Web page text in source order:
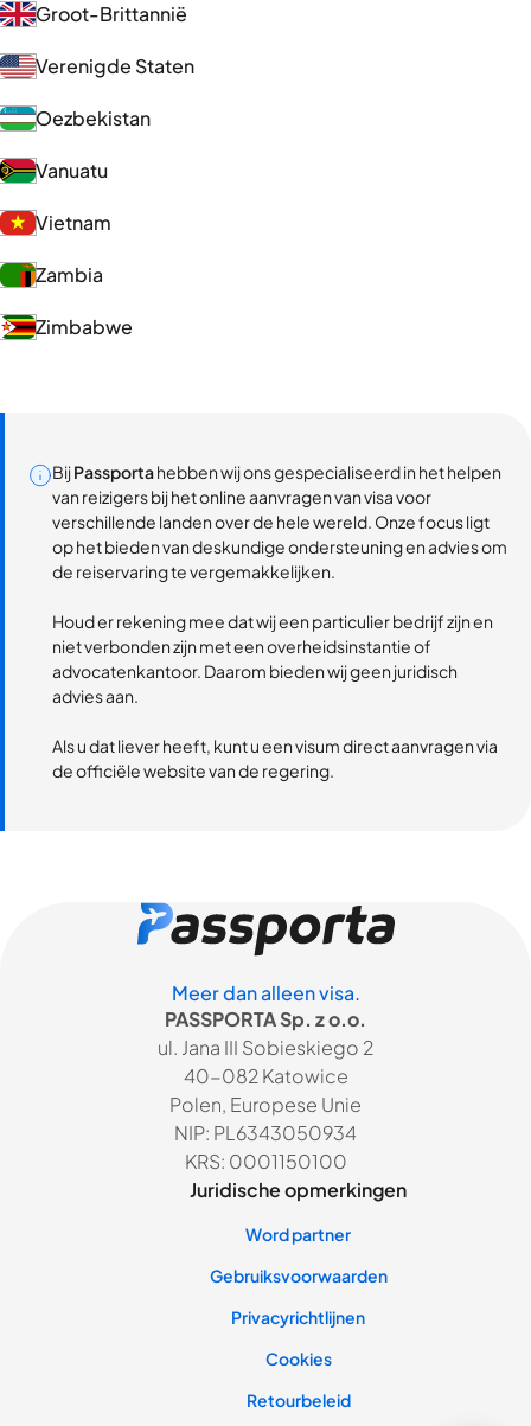
Groot-Brittannië
Verenigde Staten
Oezbekistan
Vanuatu
Vietnam
Zambia
Zimbabwe
BijPassportahebben wij ons gespecialiseerd in het helpen
van reizigers bij het online aanvragen van visa voor
verschillende landen over de hele wereld. Onze focus ligt
op het bieden van deskundige ondersteuning en advies om
de reiservaring te vergemakkelijken.
Houd er rekening mee dat wij een particulier bedrijf zijn en
niet verbonden zijn met een overheidsinstantie of
advocatenkantoor. Daarom bieden wij geen juridisch
advies aan.
Als u dat liever heeft, kunt u een visum direct aanvragen via
de officiële website van de regering.
Meer dan alleen visa.
PASSPORTA Sp. z o.o.
ul. Jana III Sobieskiego 2
40-082 Katowice
Polen, Europese Unie
NIP: PL6343050934
KRS: 0001150100
Juridische opmerkingen
Word partner
Gebruiksvoorwaarden
Privacyrichtlijnen
Cookies
Retourbeleid